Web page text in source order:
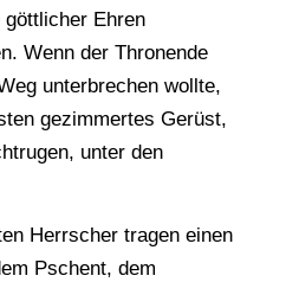
Ehren
Wenn der Thronende
unterbrechen wollte,
gezimmertes Gerüst,
unter den
Herrscher tragen einen
Pschent, dem